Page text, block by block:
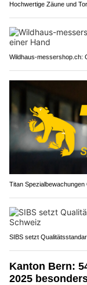
Hochwertige Zäune und
Wildhaus-messershop.ch:
Titan
SIBS setzt
Kanton Bern:
2025